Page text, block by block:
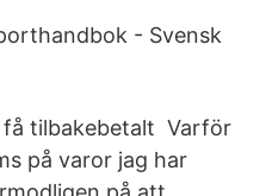
- Svensk
få tilbakebetalt Varför
på varor jag har